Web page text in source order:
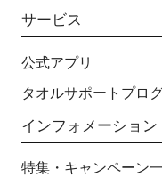
サービス
公式アプリ
タオルサポートプロ
インフォメーション
特集・キャンペーン